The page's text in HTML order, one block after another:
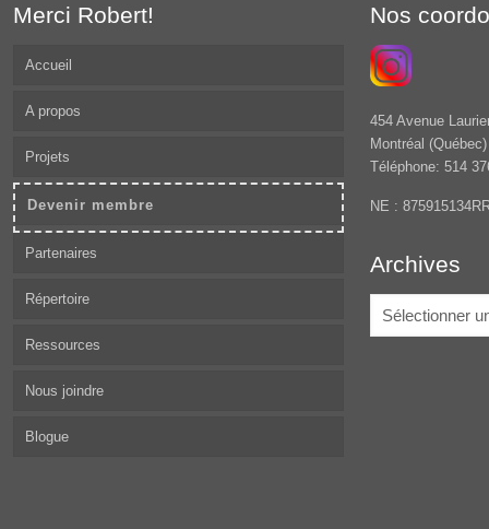
Merci Robert!
Accueil
A propos
Projets
Devenir membre
Partenaires
Répertoire
Ressources
Nous joindre
Blogue
Nos
454 Avenue
Montréal
Téléphone: 514
NE :
Archives